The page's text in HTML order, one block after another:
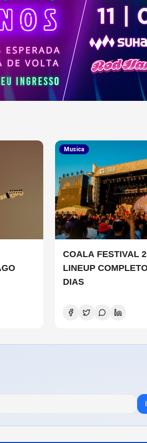
Musica
COALA FESTIVAL
LINEUP
DIAS